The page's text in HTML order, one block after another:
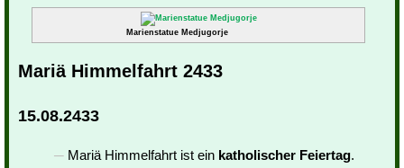
Marienstatue Medjugorje
Mariä Himmelfahrt 2433
15.08.2433
Mariä Himmelfahrt ist ein katholischer Feiertag.